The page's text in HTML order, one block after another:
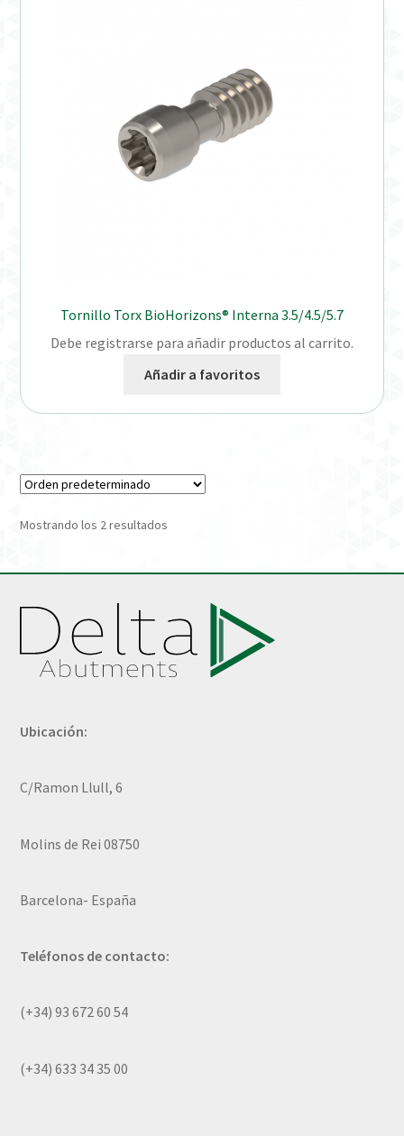
Tornillo Torx BioHorizons® Interna 3.5/4.5/5.7
Debe registrarse para añadir productos al carrito.
Añadir a favoritos
Mostrando los 2 resultados
Ubicación:
C/Ramon Llull, 6
Molins de Rei 08750
Barcelona- España
Teléfonos de contacto:
(+34) 93 672 60 54
(+34) 633 34 35 00